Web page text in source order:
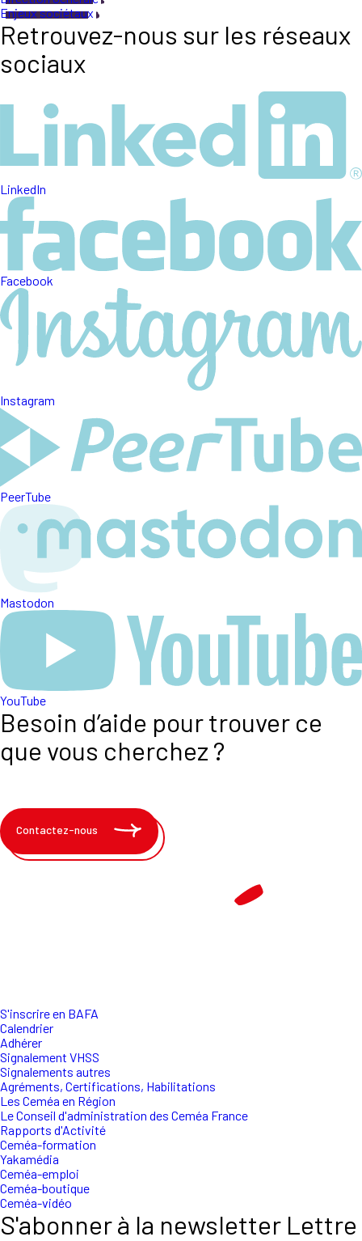
Enjeux sociétaux
Retrouvez-nous sur les réseaux
sociaux
LinkedIn
Facebook
Instagram
PeerTube
Mastodon
YouTube
Besoin d’aide pour trouver ce
que vous cherchez ?
Contactez-nous
S'inscrire en BAFA
Calendrier
Adhérer
Signalement VHSS
Signalements autres
Agréments, Certifications, Habilitations
Les Ceméa en Région
Le Conseil d'administration des Ceméa France
Rapports d'Activité
Ceméa-formation
Yakamédia
Ceméa-emploi
Ceméa-boutique
Ceméa-vidéo
S'abonner à la newsletter Lettre